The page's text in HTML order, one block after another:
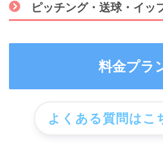
ピッチング・送球・イッ
料金プラ
よくある質問はこ